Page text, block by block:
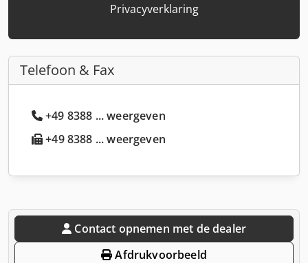
Privacyverklaring
Telefoon & Fax
+49 8388 ... weergeven
+49 8388 ... weergeven
Contact opnemen met de dealer
Afdrukvoorbeeld